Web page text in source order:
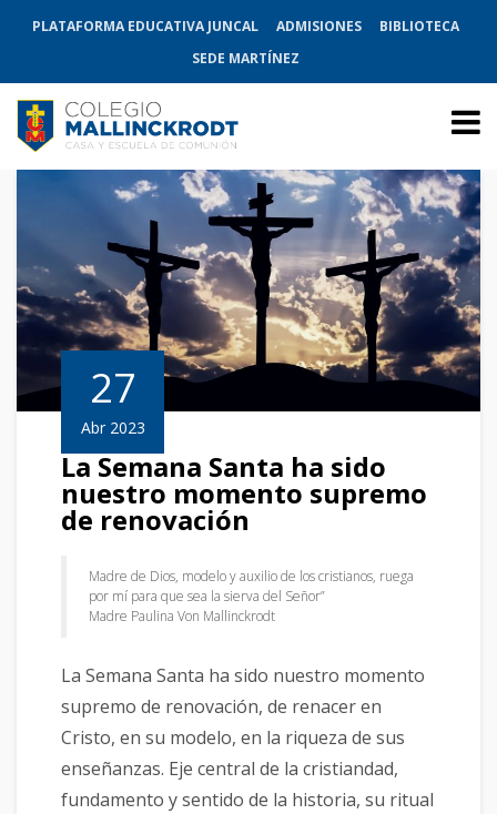
PLATAFORMA EDUCATIVA JUNCAL ADMISIONES
BIBLIOTECA
SEDE MARTÍNEZ
27
Abr 2023
La Semana Santa ha sido
nuestro momento supremo
de renovación
Madre de Dios, modelo y auxilio de los cristianos, ruega
por mí para que sea la sierva del Señor”
Madre Paulina Von Mallinckrodt
La Semana Santa ha sido nuestro momento
supremo de renovación, de renacer en
Cristo, en su modelo, en la riqueza de sus
enseñanzas. Eje central de la cristiandad,
fundamento y sentido de la historia, su ritual